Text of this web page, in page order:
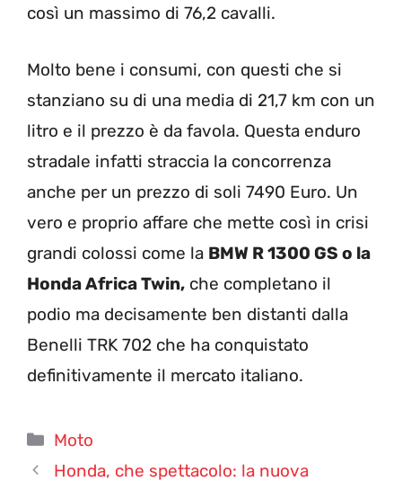
così un massimo di 76,2 cavalli.
Molto bene i consumi, con questi che si
stanziano su di una media di 21,7 km con un
litro e il prezzo è da favola. Questa enduro
stradale infatti straccia la concorrenza
anche per un prezzo di soli 7490 Euro. Un
vero e proprio affare che mette così in crisi
grandi colossi come la BMW R 1300 GS o la
Honda Africa Twin, che completano il
podio ma decisamente ben distanti dalla
Benelli TRK 702 che ha conquistato
definitivamente il mercato italiano.
Categorie
Moto
Honda, che spettacolo: la nuova